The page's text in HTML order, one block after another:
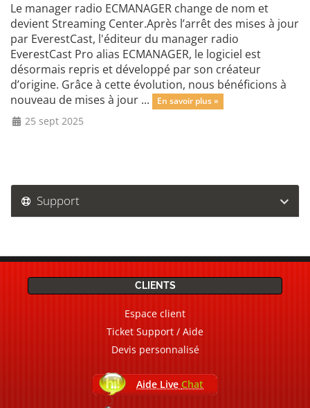
Le manager radio ECMANAGER change de nom et
devient Streaming Center.Après l’arrêt des mises à jour
par EverestCast, l'éditeur du manager radio
EverestCast Pro alias ECMANAGER, le logiciel est
désormais repris et développé par son créateur
d’origine. Grâce à cette évolution, nous bénéficions à
nouveau de mises à jour ...
En savoir plus »
25 sept 2025
Support
CLIENTS
Espace client
Ticket Support / Aide
Devis personnalisé
Aide Live Chat